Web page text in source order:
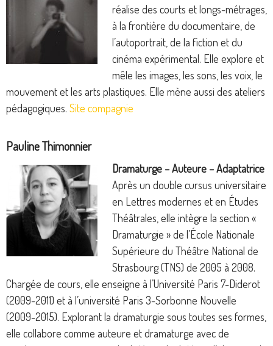
réalise des courts et longs-métrages,
à la frontière du documentaire, de
l’autoportrait, de la fiction et du
cinéma expérimental. Elle explore et
mêle les images, les sons, les voix, le
mouvement et les arts plastiques. Elle mène aussi des ateliers
pédagogiques. Site compagnie
Pauline Thimonnier
Dramaturge – Auteure – Adaptatrice
Après un double cursus universitaire
en Lettres modernes et en Études
Théâtrales, elle intègre la section «
Dramaturgie » de l’École Nationale
Supérieure du Théâtre National de
Strasbourg (TNS) de 2005 à 2008.
Chargée de cours, elle enseigne à l’Université Paris 7-Diderot
(2009-2011) et à l’université Paris 3-Sorbonne Nouvelle
(2009-2015). Explorant la dramaturgie sous toutes ses formes,
elle collabore comme auteure et dramaturge avec de